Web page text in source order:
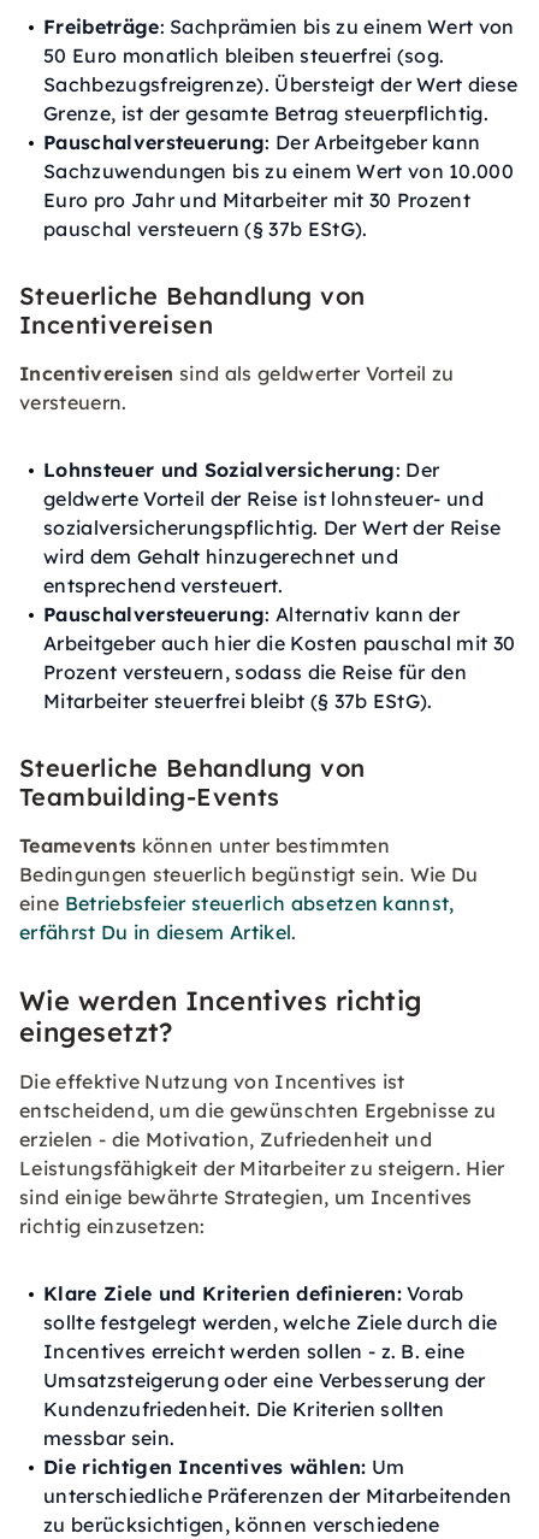
Freibeträge: Sachprämien bis zu einem Wert von
50 Euro monatlich bleiben steuerfrei (sog.
Sachbezugsfreigrenze). Übersteigt der Wert diese
Grenze, ist der gesamte Betrag steuerpflichtig.
Pauschalversteuerung: Der Arbeitgeber kann
Sachzuwendungen bis zu einem Wert von 10.000
Euro pro Jahr und Mitarbeiter mit 30 Prozent
pauschal versteuern (§ 37b EStG).
Steuerliche Behandlung von
Incentivereisen
Incentivereisen sind als geldwerter Vorteil zu
versteuern.
Lohnsteuer und Sozialversicherung: Der
geldwerte Vorteil der Reise ist lohnsteuer- und
sozialversicherungspflichtig. Der Wert der Reise
wird dem Gehalt hinzugerechnet und
entsprechend versteuert.
Pauschalversteuerung: Alternativ kann der
Arbeitgeber auch hier die Kosten pauschal mit 30
Prozent versteuern, sodass die Reise für den
Mitarbeiter steuerfrei bleibt (§ 37b EStG).
Steuerliche Behandlung von
Teambuilding-Events
Teamevents können unter bestimmten
Bedingungen steuerlich begünstigt sein. Wie Du
eine Betriebsfeier steuerlich absetzen kannst,
erfährst Du in diesem Artikel.
Wie werden Incentives richtig
eingesetzt?
Die effektive Nutzung von Incentives ist
entscheidend, um die gewünschten Ergebnisse zu
erzielen - die Motivation, Zufriedenheit und
Leistungsfähigkeit der Mitarbeiter zu steigern. Hier
sind einige bewährte Strategien, um Incentives
richtig einzusetzen:
Klare Ziele und Kriterien definieren:Vorab
sollte festgelegt werden, welche Ziele durch die
Incentives erreicht werden sollen - z. B. eine
Umsatzsteigerung oder eine Verbesserung der
Kundenzufriedenheit. Die Kriterien sollten
messbar sein.
Die richtigen Incentives wählen: Um
unterschiedliche Präferenzen der Mitarbeitenden
zu berücksichtigen, können verschiedene